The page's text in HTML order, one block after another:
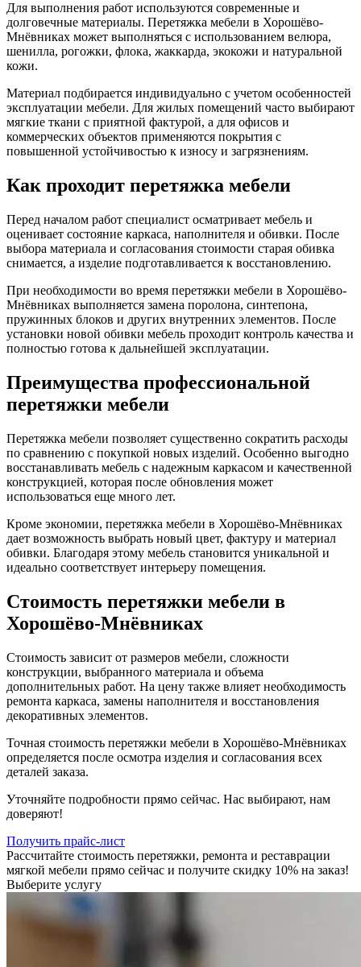
Для выполнения работ используются современные и
долговечные материалы. Перетяжка мебели в Хорошёво-
Мнёвниках может выполняться с использованием велюра,
шенилла, рогожки, флока, жаккарда, экокожи и натуральной
кожи.
Материал подбирается индивидуально с учетом особенностей
эксплуатации мебели. Для жилых помещений часто выбирают
мягкие ткани с приятной фактурой, а для офисов и
коммерческих объектов применяются покрытия с
повышенной устойчивостью к износу и загрязнениям.
Как проходит перетяжка мебели
Перед началом работ специалист осматривает мебель и
оценивает состояние каркаса, наполнителя и обивки. После
выбора материала и согласования стоимости старая обивка
снимается, а изделие подготавливается к восстановлению.
При необходимости во время перетяжки мебели в Хорошёво-
Мнёвниках выполняется замена поролона, синтепона,
пружинных блоков и других внутренних элементов. После
установки новой обивки мебель проходит контроль качества и
полностью готова к дальнейшей эксплуатации.
Преимущества профессиональной
перетяжки мебели
Перетяжка мебели позволяет существенно сократить расходы
по сравнению с покупкой новых изделий. Особенно выгодно
восстанавливать мебель с надежным каркасом и качественной
конструкцией, которая после обновления может
использоваться еще много лет.
Кроме экономии, перетяжка мебели в Хорошёво-Мнёвниках
дает возможность выбрать новый цвет, фактуру и материал
обивки. Благодаря этому мебель становится уникальной и
идеально соответствует интерьеру помещения.
Стоимость перетяжки мебели в
Хорошёво-Мнёвниках
Стоимость зависит от размеров мебели, сложности
конструкции, выбранного материала и объема
дополнительных работ. На цену также влияет необходимость
ремонта каркаса, замены наполнителя и восстановления
декоративных элементов.
Точная стоимость перетяжки мебели в Хорошёво-Мнёвниках
определяется после осмотра изделия и согласования всех
деталей заказа.
Уточняйте подробности прямо сейчас. Нас выбирают, нам
доверяют!
Получить прайс-лист
Рассчитайте стоимость перетяжки, ремонта и реставрации
мягкой мебели прямо сейчас и получите скидку 10% на заказ!
Выберите услугу